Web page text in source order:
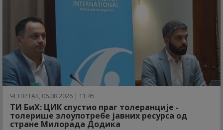
ЧЕТВРТАК, 06.08.2026 | 11:45
ТИ БиХ: ЦИК спустио праг толеранције -
толерише злоупотребе јавних ресурса од
стране Милорада Додика